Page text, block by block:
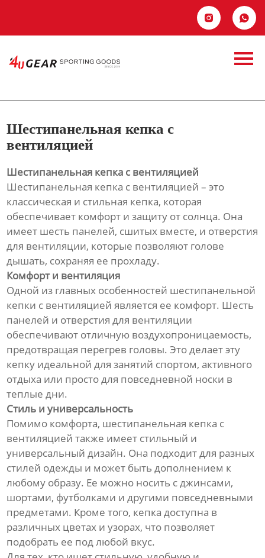
 
Контакты
Шестипанельная
кепка с
вентиляцией
Шестипанельная кепка с
вентиляцией
Шестипанельная кепка с вентиляцией
Шестипанельная кепка с вентиляцией – это
классическая и стильная кепка, которая
обеспечивает комфорт и защиту от солнца. Она
имеет шесть панелей, сшитых вместе, и отверстия
для вентиляции, которые позволяют голове
дышать, сохраняя ее прохладу.
Комфорт и вентиляция
Одной из главных особенностей шестипанельной
кепки с вентиляцией является ее комфорт. Шесть
панелей и отверстия для вентиляции
обеспечивают отличную воздухопроницаемость,
предотвращая перегрев головы. Это делает эту
кепку идеальной для занятий спортом, активного
отдыха или просто для повседневной носки в
теплые дни.
Стиль и универсальность
Помимо комфорта, шестипанельная кепка с
вентиляцией также имеет стильный и
универсальный дизайн. Она подходит для разных
стилей одежды и может быть дополнением к
любому образу. Ее можно носить с джинсами,
шортами, футболками и другими повседневными
предметами. Кроме того, кепка доступна в
различных цветах и узорах, что позволяет
подобрать ее под любой вкус.